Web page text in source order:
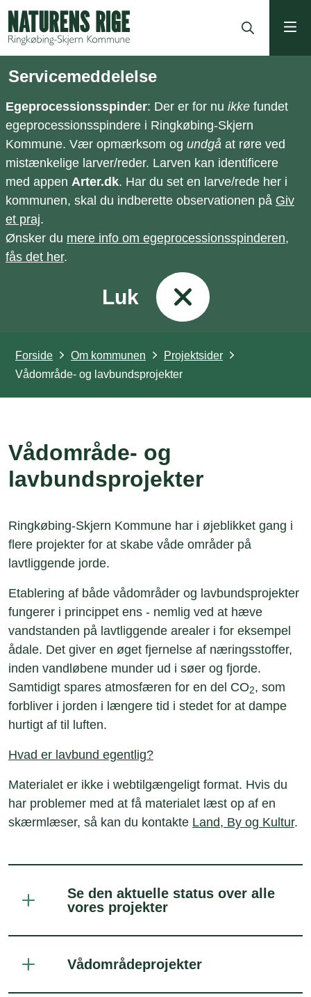
Servicemeddelelse
Egeprocessionsspinder: Der er for nu ikke fundet
egeprocessionsspindere i Ringkøbing-Skjern
Kommune. Vær opmærksom og undgå at røre ved
mistænkelige larver/reder. Larven kan identificere
med appen Arter.dk. Har du set en larve/rede her i
kommunen, skal du indberette observationen på Giv
et praj.
Ønsker du mere info om egeprocessionsspinderen,
fås det her.
Luk
Forside Om kommunen
Projektsider
Vådområde- og lavbundsprojekter
Vådområde- og
lavbundsprojekter
Ringkøbing-Skjern Kommune har i øjeblikket gang i
flere projekter for at skabe våde områder på
lavtliggende jorde.
Etablering af både vådområder og lavbundsprojekter
fungerer i princippet ens - nemlig ved at hæve
vandstanden på lavtliggende arealer i for eksempel
ådale. Det giver en øget fjernelse af næringsstoffer,
inden vandløbene munder ud i søer og fjorde.
Samtidigt spares atmosfæren for en del CO2, som
forbliver i jorden i længere tid i stedet for at dampe
hurtigt af til luften.
Hvad er lavbund egentlig?
Materialet er ikke i webtilgængeligt format. Hvis du
har problemer med at få materialet læst op af en
skærmlæser, så kan du kontakte Land, By og Kultur.
Se den aktuelle status over alle
vores projekter
Vådområdeprojekter